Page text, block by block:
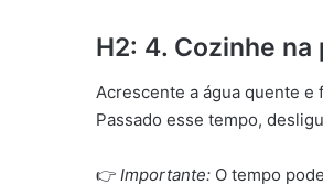
H2: 4. Cozinhe na
Acrescente a água quente e
Passado esse tempo,
👉 Importante: O tempo